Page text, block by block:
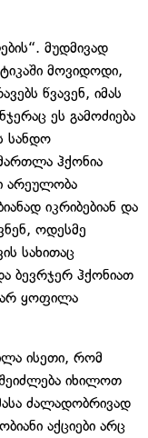
მუდმივად
მოვიდოდი,
წვავენ, იმას
ეს გამოძიება
სანდო
ჰქონია
არეულობა
იკრიბებიან და
ოდესმე
სახითაც
ბევრჯერ ჰქონიათ
არ ყოფილა
ისეთი, რომ
იხილოთ
ძალადობრივად
აქციები არც